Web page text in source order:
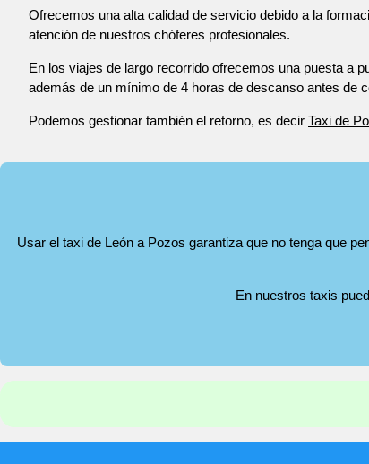
Ofrecemos una alta calidad de servicio debido a la
atención de nuestros chóferes profesionales.
En los viajes de largo recorrido ofrecemos una puesta a
además de un mínimo de 4 horas de descanso antes de
Podemos gestionar también el retorno, es decir Taxi de
Usar el taxi de León a Pozos garantiza que no tenga que
En nuestros taxis